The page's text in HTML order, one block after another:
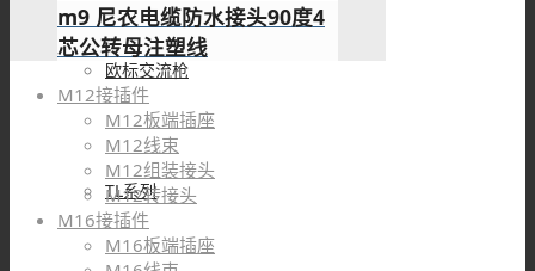
欧标交流枪
TL系列
m9 尼农电缆防水接头90度4
芯公转母注塑线
M12接插件
M12板端插座
M12线束
M12组装接头
M12转接头
M16接插件
M16板端插座